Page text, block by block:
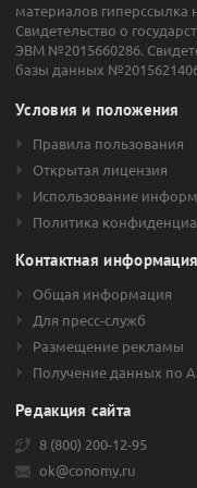
добычу нефти и газа;
продажу
Дочерние компании
и за рубежом
Акции компании
Уставной капитал
уставного фонда —
котировочный листинг
обращении находится
году ценные бумаги НК
широкого рынка, нефти и
Акции на бирже торгуются
материалов гиперссылка
Свидетельство о
ЭВМ №2015660286.
базы данных
Условия и положения
Правила пользования
Открытая лицензия
Использование
Политика
Контактная информация
Общая информация
Для пресс-служб
Размещение рекламы
Получение данных по
Редакция сайта
8 (800) 200-12-95
ok@conomy.ru